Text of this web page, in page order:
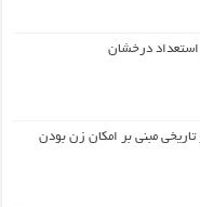
درخشان
مبنی بر امکان زن بودن